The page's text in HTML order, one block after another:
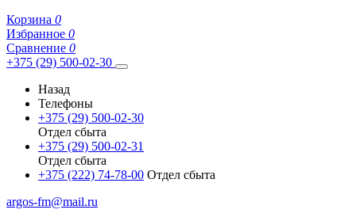
Корзина 0
Избранное 0
Сравнение 0
+375 (29) 500-02-30
Назад
Телефоны
+375 (29) 500-02-30
Отдел сбыта
+375 (29) 500-02-31
Отдел сбыта
+375 (222) 74-78-00 Отдел сбыта
argos-fm@mail.ru